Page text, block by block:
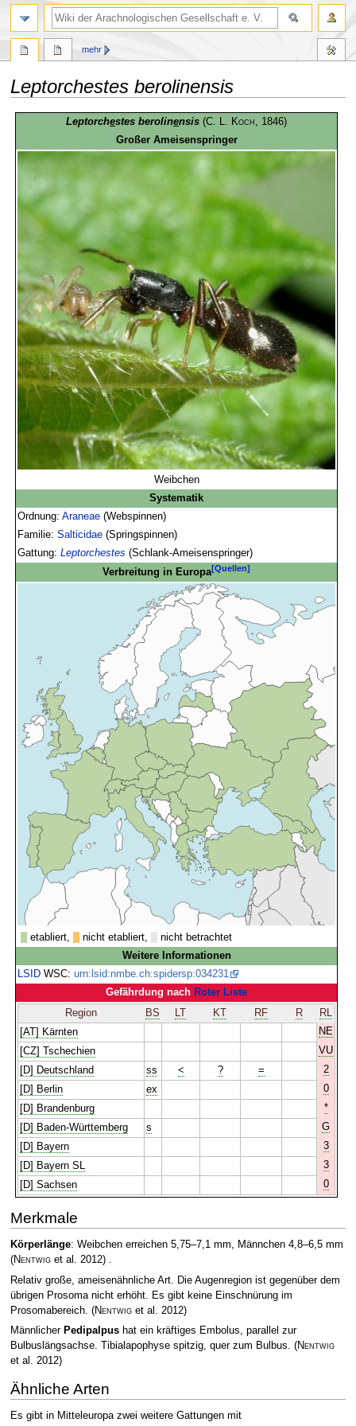
Leptorchestes berolinensis
springen
springen
Leptorchestes berolinensis (C. L. Koch , 1846)
Großer Ameisenspringer
Weibchen
Systematik
Ordnung:Araneae (Webspinnen)
Familie:Salticidae (Springspinnen)
Gattung:Leptorchestes (Schlank-Ameisenspringer)
Verbreitung in Europa[Quellen]
etabliert, nicht etabliert,
nicht betrachtet
Weitere Informationen
LSID WSC:urn:lsid:nmbe.ch:spidersp:034231
Gefährdung nach Roter Liste
Region
BS LT KT RF R
RL
[AT] Kärnten
NE
[CZ] Tschechien
VU
[D] Deutschland
ss < ? =
2
[D] Berlin
ex
0
[D] Brandenburg
*
[D] Baden-Württemberg
s
G
[D] Bayern
3
[D] Bayern SL
3
[D] Sachsen
0
Merkmale
Körperlänge: Weibchen erreichen 5,75–7,1 mm, Männchen 4,8–6,5 mm
(Nentwiget al. 2012).
Relativ große, ameisenähnliche Art. Die Augenregion ist gegenüber dem
übrigen Prosoma nicht erhöht. Es gibt keine Einschnürung im
Prosomabereich. (Nentwiget al. 2012)
Männlicher Pedipalpushat ein kräftiges Embolus, parallel zur
Bulbuslängsachse. Tibialapophyse spitzig, quer zum Bulbus. (Nentwig
et al. 2012)
Ähnliche Arten
Es gibt in Mitteleuropa zwei weitere Gattungen mit
mehr